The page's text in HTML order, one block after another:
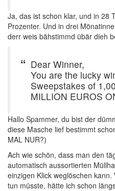
Ja, das ist schon klar, und in 28
Prozenter. Und in drei
derr weis bähstimmd übär dieh
Dear Winner,
You are the lucky
Sweepstakes of
MILLION EUROS
Hallo Spammer, du bist der
diese Masche lief bestimmt
MAL NUR?)
Ach wie schön, dass man den
automatisch aussortierten
einzigen Klick weglöschen
tun müsste, hätte ich schon